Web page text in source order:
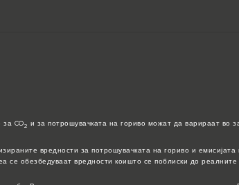
CO2 и за потрошувачката на гориво можат да варираат во
вредности за потрошувачката на гориво и емисијата
се обезбедуваат вредности коишто се поблиски до